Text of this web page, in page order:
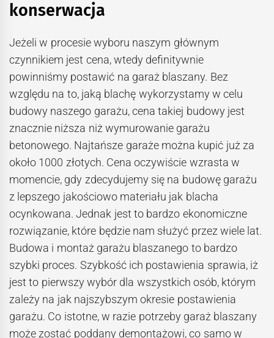
konserwacja
Jeżeli w procesie wyboru naszym głównym
czynnikiem jest cena, wtedy definitywnie
powinniśmy postawić na garaż blaszany. Bez
względu na to, jaką blachę wykorzystamy w celu
budowy naszego garażu, cena takiej budowy jest
znacznie niższa niż wymurowanie garażu
betonowego. Najtańsze garaże można kupić już za
około 1000 złotych. Cena oczywiście wzrasta w
momencie, gdy zdecydujemy się na budowę garażu
z lepszego jakościowo materiału jak blacha
ocynkowana. Jednak jest to bardzo ekonomiczne
rozwiązanie, które będzie nam służyć przez wiele lat.
Budowa i montaż garażu blaszanego to bardzo
szybki proces. Szybkość ich postawienia sprawia, iż
jest to pierwszy wybór dla wszystkich osób, którym
zależy na jak najszybszym okresie postawienia
garażu. Co istotne, w razie potrzeby garaż blaszany
może zostać poddany demontażowi, co samo w